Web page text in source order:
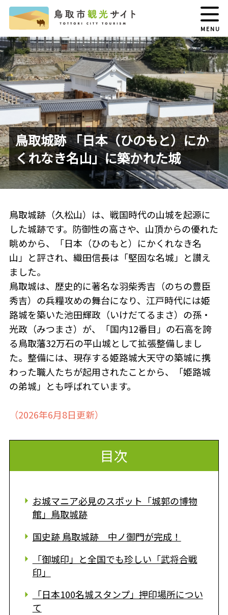
MENU
鳥取城跡 「日本（ひのもと）にか
くれなき名山」に築かれた城
鳥取城跡（久松山）は、戦国時代の山城を起源に
した城跡です。防御性の高さや、山頂からの優れた
眺めから、「日本（ひのもと）にかくれなき名
山」と評され、織田信長は「堅固な名城」と讃え
ました。
鳥取城は、歴史的に著名な羽柴秀吉（のちの豊臣
秀吉）の兵糧攻めの舞台になり、江戸時代には姫
路城を築いた池田輝政（いけだてるまさ）の孫・
光政（みつまさ）が、「国内12番目」の石高を誇
る鳥取藩32万石の平山城として拡張整備しまし
た。整備には、現存する姫路城大天守の築城に携
わった職人たちが起用されたことから、「姫路城
の弟城」とも呼ばれています。
（2026年6月8日更新）
目次
お城マニア必見のスポット「城郭の博物
館」鳥取城跡
国史跡 鳥取城跡 中ノ御門が完成！
「御城印」と全国でも珍しい「武将合戦
印」
「日本100名城スタンプ」押印場所につい
て